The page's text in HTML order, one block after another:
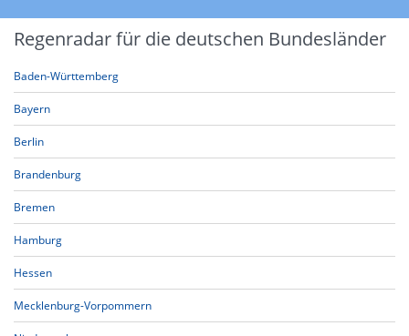
Regenradar für die deutschen Bundesländer
Baden-Württemberg
Bayern
Berlin
Brandenburg
Bremen
Hamburg
Hessen
Mecklenburg-Vorpommern